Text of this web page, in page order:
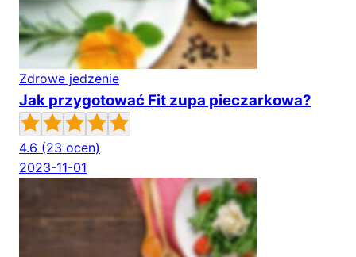
Zdrowe jedzenie
Jak przygotować Fit zupa pieczarkowa?
4.6 (23 ocen)
2023-11-01